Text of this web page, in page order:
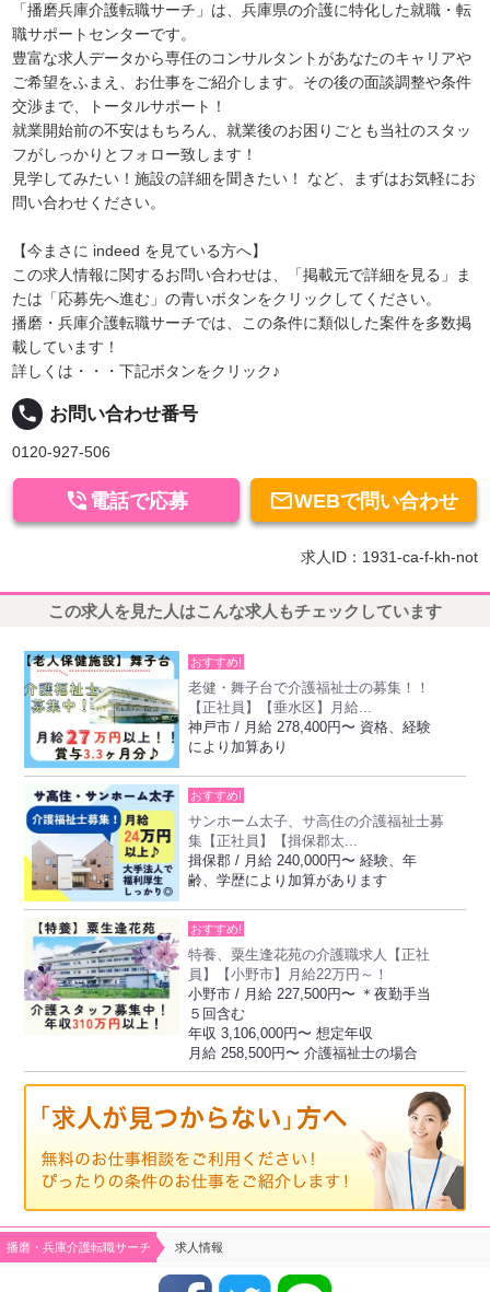
「播磨兵庫介護転職サーチ」は、兵庫県の介護に特化した就職・転
職サポートセンターです。
豊富な求人データから専任のコンサルタントがあなたのキャリアや
ご希望をふまえ、お仕事をご紹介します。その後の面談調整や条件
交渉まで、トータルサポート！
就業開始前の不安はもちろん、就業後のお困りごとも当社のスタッ
フがしっかりとフォロー致します！
見学してみたい！施設の詳細を聞きたい！ など、まずはお気軽にお
問い合わせください。
【今まさに indeed を見ている方へ】
この求人情報に関するお問い合わせは、「掲載元で詳細を見る」ま
たは「応募先へ進む」の青いボタンをクリックしてください。
播磨・兵庫介護転職サーチでは、この条件に類似した案件を多数掲
載しています！
詳しくは・・・下記ボタンをクリック♪
local_phone お問い合わせ番号
0120-927-506
WEBで問い合わせ
 電話で応募
求人ID：1931-ca-f-kh-not
この求人を見た人はこんな求人もチェックしています
おすすめ!
老健・舞子台で介護福祉士の募集！！
【正社員】【垂水区】月給...
神戸市 / 月給 278,400円〜 資格、経験
により加算あり
おすすめ!
サンホーム太子、サ高住の介護福祉士募
集【正社員】【揖保郡太...
揖保郡 / 月給 240,000円〜 経験、年
齢、学歴により加算があります
おすすめ!
特養、粟生逢花苑の介護職求人【正社
員】【小野市】月給22万円～！
小野市 / 月給 227,500円〜 ＊夜勤手当
５回含む
年収 3,106,000円〜 想定年収
月給 258,500円〜 介護福祉士の場合
播磨・兵庫介護転職サーチ 求人情報